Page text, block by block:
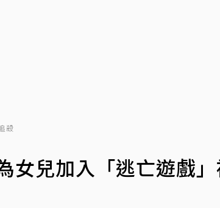
殺
女兒加入「逃亡遊戲